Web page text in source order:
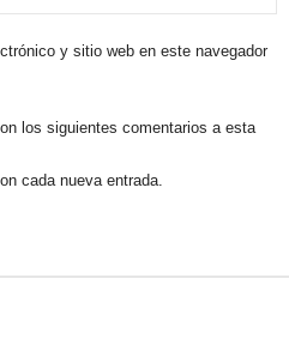
y sitio web en este navegador
los siguientes comentarios a esta
cada nueva entrada.